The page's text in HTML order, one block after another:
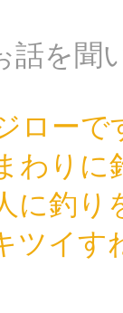
話を聞
ローで
わりに
に釣り
ツイす